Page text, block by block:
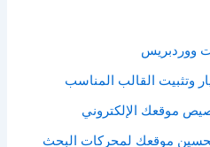
ووردبريس
وتثبيت القالب المناسب
موقعك الإلكتروني
موقعك لمحركات البحث